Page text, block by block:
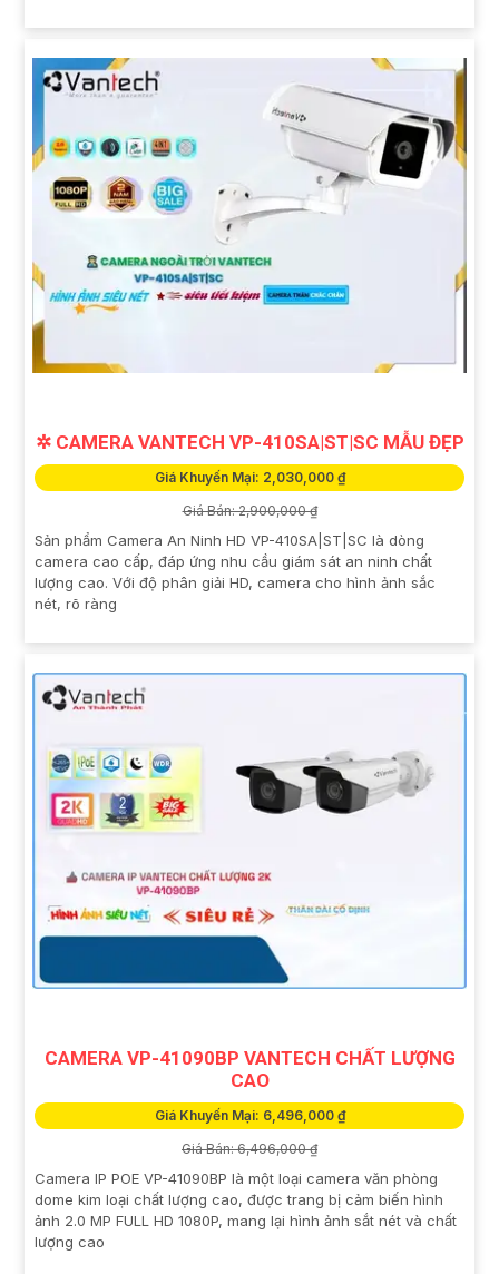
✲ CAMERA VANTECH VP-410SA|ST|SC MẪU ĐẸP
Giá Khuyến Mại: 2,030,000 ₫
Giá Bán: 2,900,000 ₫
Sản phẩm Camera An Ninh HD VP-410SA|ST|SC là dòng
camera cao cấp, đáp ứng nhu cầu giám sát an ninh chất
lượng cao. Với độ phân giải HD, camera cho hình ảnh sắc
nét, rõ ràng
CAMERA VP-41090BP VANTECH CHẤT LƯỢNG
CAO
Giá Khuyến Mại: 6,496,000 ₫
Giá Bán: 6,496,000 ₫
Camera IP POE VP-41090BP là một loại camera văn phòng
dome kim loại chất lượng cao, được trang bị cảm biến hình
ảnh 2.0 MP FULL HD 1080P, mang lại hình ảnh sắt nét và chất
lượng cao